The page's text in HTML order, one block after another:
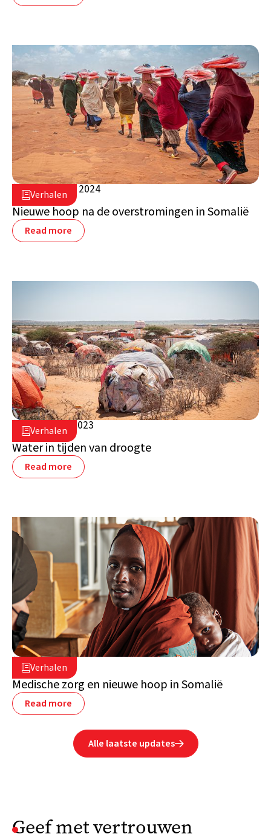
Verhalen
19 augustus 2024
Somalië
Nieuwe hoop na de overstromingen in Somalië
Read more
Verhalen
23 februari 2023
Somalië
Water in tijden van droogte
Read more
Verhalen
4 juli 2024
Somalië
Medische zorg en nieuwe hoop in Somalië
Read more
Alle laatste updates
Geef met vertrouwen